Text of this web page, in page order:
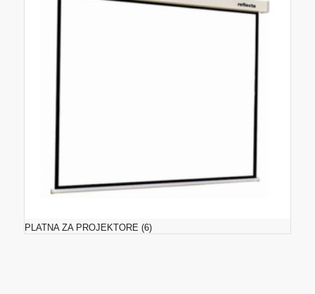
PLATNA ZA PROJEKTORE (6)